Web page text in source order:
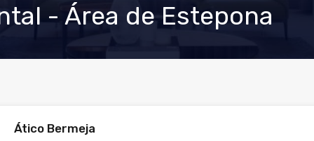
- Área de Estepona
Ático Bermeja